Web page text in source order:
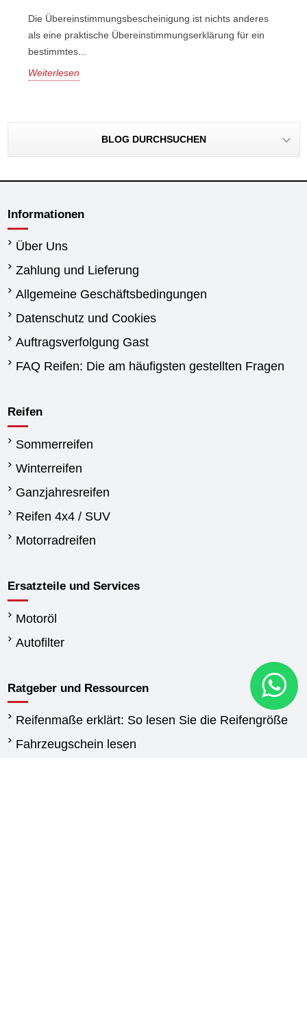
Die Übereinstimmungsbescheinigung ist nichts anderes
als eine praktische Übereinstimmungserklärung für ein
bestimmtes...
Weiterlesen
BLOG DURCHSUCHEN
Informationen
Über Uns
Zahlung und Lieferung
Allgemeine Geschäftsbedingungen
Datenschutz und Cookies
Auftragsverfolgung Gast
FAQ Reifen: Die am häufigsten gestellten Fragen
Reifen
Sommerreifen
Winterreifen
Ganzjahresreifen
Reifen 4x4 / SUV
Motorradreifen
Ersatzteile und Services
Motoröl
Autofilter
Ratgeber und Ressourcen
Reifenmaße erklärt: So lesen Sie die Reifengröße
Fahrzeugschein lesen